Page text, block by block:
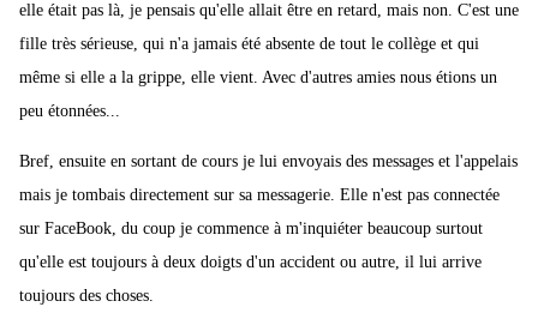
elle était pas là, je pensais qu'elle allait être en retard, mais non. C'est une
fille très sérieuse, qui n'a jamais été absente de tout le collège et qui
même si elle a la grippe, elle vient. Avec d'autres amies nous étions un
peu étonnées...
Bref, ensuite en sortant de cours je lui envoyais des messages et l'appelais
mais je tombais directement sur sa messagerie. Elle n'est pas connectée
sur FaceBook, du coup je commence à m'inquiéter beaucoup surtout
qu'elle est toujours à deux doigts d'un accident ou autre, il lui arrive
toujours des choses.